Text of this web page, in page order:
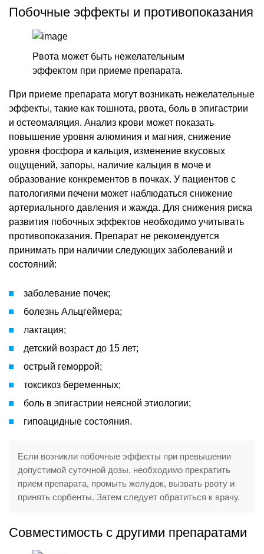
Побочные эффекты и противопоказания
Рвота может быть нежелательным
эффектом при приеме препарата.
При приеме препарата могут возникать нежелательные
эффекты, такие как тошнота, рвота, боль в эпигастрии
и остеомаляция. Анализ крови может показать
повышение уровня алюминия и магния, снижение
уровня фосфора и кальция, изменение вкусовых
ощущений, запоры, наличие кальция в моче и
образование конкрементов в почках. У пациентов с
патологиями печени может наблюдаться снижение
артериального давления и жажда. Для снижения риска
развития побочных эффектов необходимо учитывать
противопоказания. Препарат не рекомендуется
принимать при наличии следующих заболеваний и
состояний:
заболевание почек;
болезнь Альцгеймера;
лактация;
детский возраст до 15 лет;
острый геморрой;
токсикоз беременных;
боль в эпигастрии неясной этиологии;
гипоацидные состояния.
Если возникли побочные эффекты при превышении
допустимой суточной дозы, необходимо прекратить
прием препарата, промыть желудок, вызвать рвоту и
принять сорбенты. Затем следует обратиться к врачу.
Совместимость с другими препаратами